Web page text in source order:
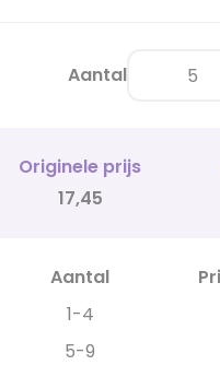
Aantal
Originele prijs
17,45
Aantal
1-4
5-9